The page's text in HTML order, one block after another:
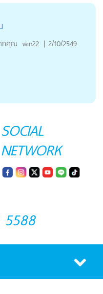
กคุณ win22 | 2/10/2549
SOCIAL
NETWORK